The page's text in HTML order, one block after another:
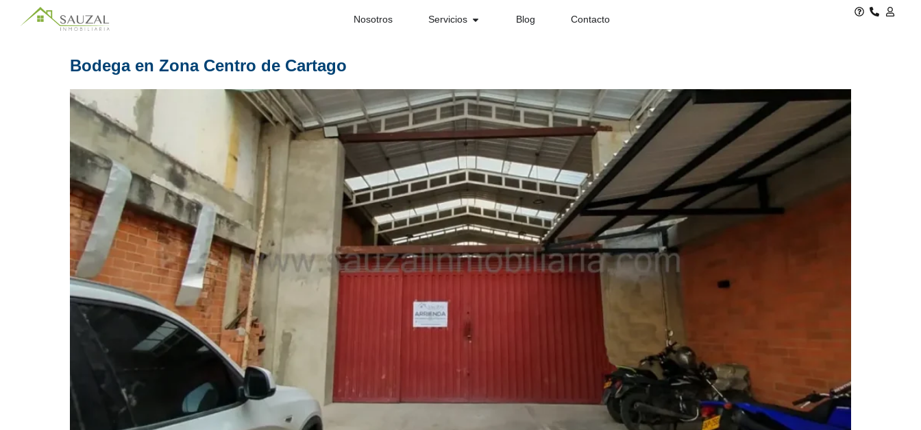
Nosotros Servicios Blog Contacto
Bodega en Zona Centro de Cartago